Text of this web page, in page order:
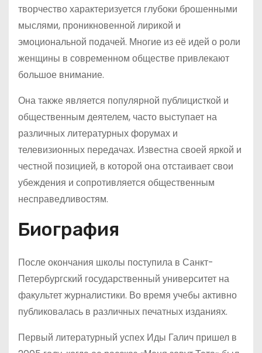
творчество характеризуется глубоки брошенными
мыслями, проникновенной лирикой и
эмоциональной подачей. Многие из её идей о роли
женщины в современном обществе привлекают
большое внимание.
Она также является популярной публицисткой и
общественным деятелем, часто выступает на
различных литературных форумах и
телевизионных передачах. Известна своей яркой и
честной позицией, в которой она отстаивает свои
убеждения и сопротивляется общественным
несправедливостям.
Биография
После окончания школы поступила в Санкт-
Петербургский государственный университет на
факультет журналистики. Во время учебы активно
публиковалась в различных печатных изданиях.
Первый литературный успех Иды Галич пришел в